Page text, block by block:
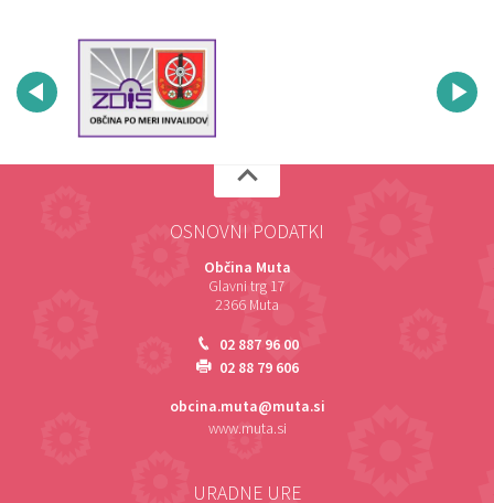
OSNOVNI PODATKI
Občina Muta
Glavni trg 17
2366 Muta
02 887 96 00
02 88 79 606
obcina.muta@muta.si
www.muta.si
URADNE URE